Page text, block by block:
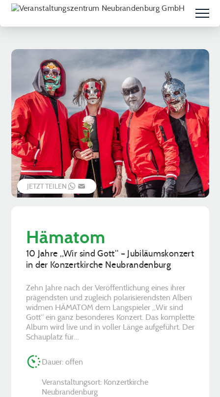
© Veranstalter
JETZT TEILEN WHATSAPP
EMAIL
Hämatom
10 Jahre „Wir sind Gott“ – Jubiläumskonzert
in der Konzertkirche Neubrandenburg
Zehn Jahre nach der Veröffentlichung eines ihrer
prägendsten und zugleich polarisierendsten Alben
widmen HÄMATOM dem Langspieler „Wir sind
Gott“ ein ganz besonderes Konzert. Das komplette
Album wird live und in voller Länge aufgeführt. Der
Schauplatz für…
Dauer: offen
Veranstaltungsort: Konzertkirche
Neubrandenburg